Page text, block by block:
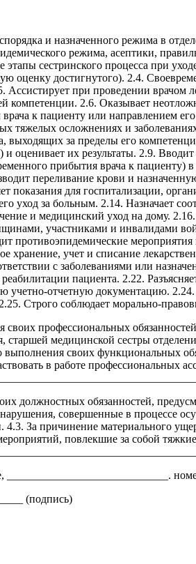
и назначенного режима в
режима, асептики,
сестринского процесса при
достигнутого). 2.4.
при проведении
компетенции. 2.6. Оказывает
к пациенту или направлением
тяжелых осложнениях и
за пределы его
оценивает их результаты. 2.9.
прибытия врача к пациенту)
переливание крови и
для госпитализации,
уход за больным. 2.14. Назначает
и медицинский уход на дому.
участниками и инвалидами
учет и списание
с заболеваниями или
пациента. 2.22.
отчетную документацию.
Строго соблюдает морально-
профессиональных
медицинской сестры
своих функциональных
в работе профессиональных
должностных обязанностей,
совершенные в процессе
За причинение материального
повлекшие за собой
(подпись)